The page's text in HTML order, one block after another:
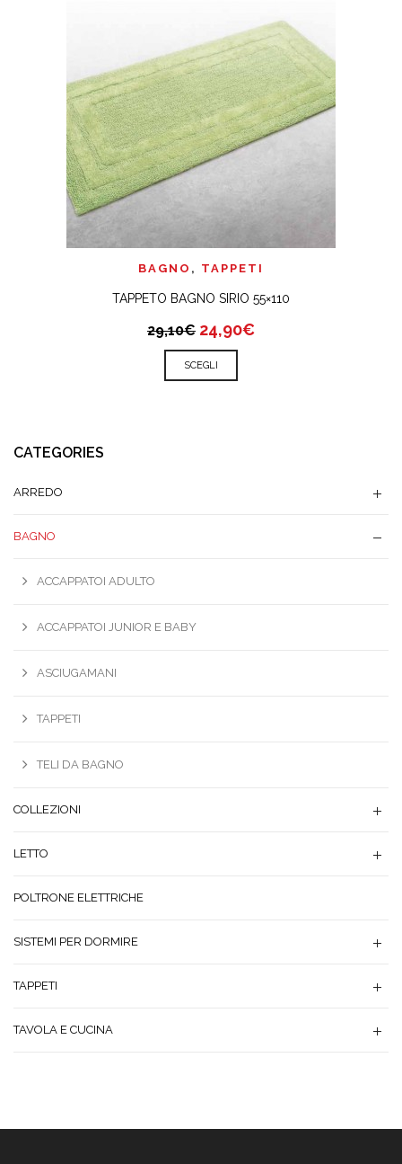
BAGNO , TAPPETI
TAPPETO BAGNO SIRIO 55×110
29,10€ 24,90€
SCEGLI
CATEGORIES
ARREDO
BAGNO
ACCAPPATOI ADULTO
ACCAPPATOI JUNIOR E BABY
ASCIUGAMANI
TAPPETI
TELI DA BAGNO
COLLEZIONI
LETTO
POLTRONE ELETTRICHE
SISTEMI PER DORMIRE
TAPPETI
TAVOLA E CUCINA